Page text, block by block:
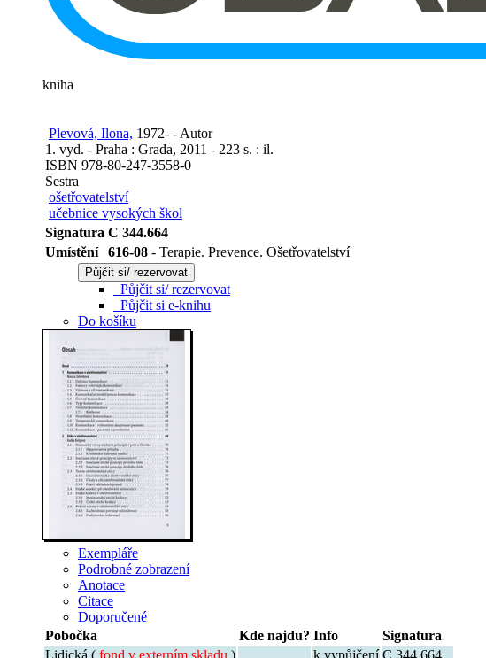
kniha
Plevová, Ilona, 1972- - Autor
1. vyd. - Praha : Grada, 2011 - 223 s. : il.
ISBN 978-80-247-3558-0
Sestra
ošetřovatelství
učebnice vysokých škol
Signatura C 344.664
Umístění
616-08 - Terapie. Prevence. Ošetřovatelství
Půjčit si/ rezervovat
Půjčit si/ rezervovat
Půjčit si e-knihu
Do košíku
Exempláře
Podrobné zobrazení
Anotace
Citace
Doporučené
Pobočka
Kde najdu? Info
Signatura
Lidická ( fond v externím skladu ) k vypůjčení C 344.664